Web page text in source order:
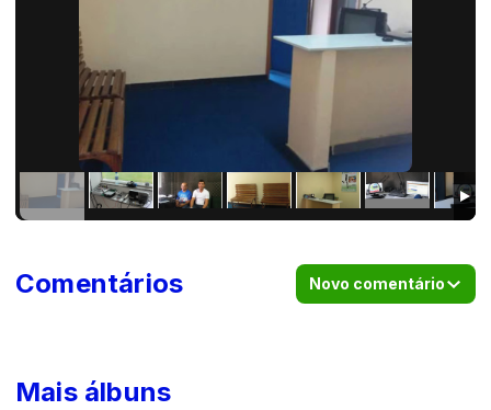
Mais álbuns
Comentários Novo comentário